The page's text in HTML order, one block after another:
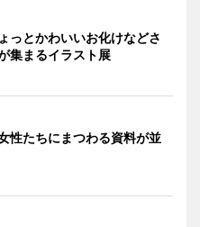
っとかわいいお化けなどさ
集まるイラスト展
性たちにまつわる資料が並